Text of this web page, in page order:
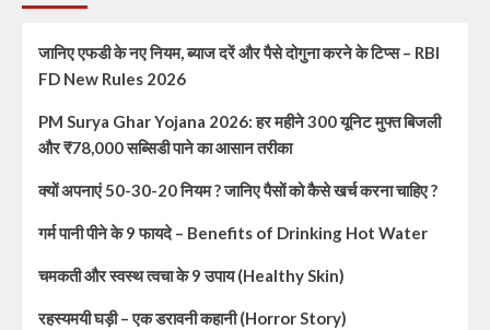
जानिए एफडी के नए नियम, ब्याज दरें और पैसे दोगुना करने के टिप्स – RBI
FD New Rules 2026
PM Surya Ghar Yojana 2026: हर महीने 300 यूनिट मुफ्त बिजली
और ₹78,000 सब्सिडी पाने का आसान तरीका
क्यों अपनाएं 50-30-20 नियम ? जानिए पैसों को कैसे खर्च करना चाहिए ?
गर्म पानी पीने के 9 फायदे – Benefits of Drinking Hot Water
चमकती और स्वस्थ त्वचा के 9 उपाय (Healthy Skin)
रहस्यमयी घड़ी – एक डरावनी कहानी (Horror Story)